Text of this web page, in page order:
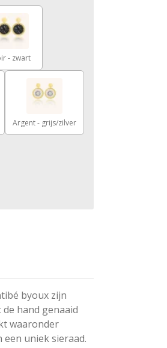
- zwart
Argent - grijs/zilver
byoux zijn
hand genaaid
waaronder
een uniek sieraad.